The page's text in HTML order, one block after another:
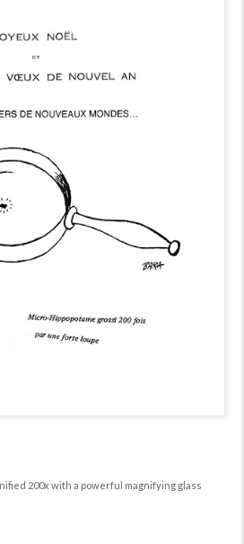
200x with a powerful magnifying glass